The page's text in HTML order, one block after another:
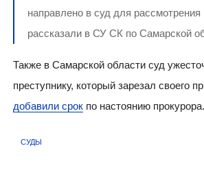
направлено в суд для
рассказали в СУ СК по Самарской
Также в Самарской области суд
преступнику, который зарезал своего
добавили срокпо настоянию прокурора.
СУДЫ